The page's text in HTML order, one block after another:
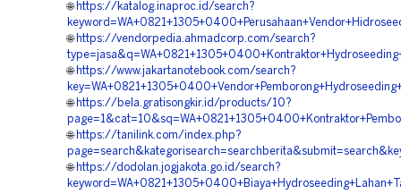
🌐 https://katalog.inaproc.id/search?
🌐 https://vendorpedia.ahmadcorp.com/search?
🌐 https://www.jakartanotebook.com/search?
🌐 https://bela.gratisongkir.id/products/10?
🌐 https://tanilink.com/index.php?
🌐 https://dodolan.jogjakota.go.id/search?